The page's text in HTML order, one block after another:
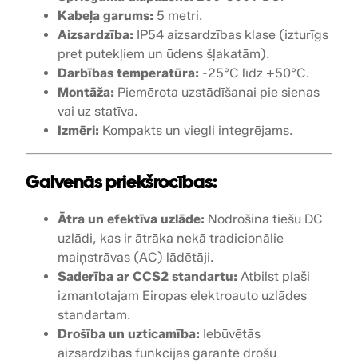
i
Kabeļa garums: 5 metri.
Aizsardzība: IP54 aizsardzības klase (izturīgs
pret putekļiem un ūdens šļakatām).
Darbības temperatūra: -25°C līdz +50°C.
Montāža: Piemērota uzstādīšanai pie sienas
vai uz statīva.
Izmēri: Kompakts un viegli integrējams.
Galvenās priekšrocības:
Ātra un efektīva uzlāde: Nodrošina tiešu DC
uzlādi, kas ir ātrāka nekā tradicionālie
maiņstrāvas (AC) lādētāji.
Saderība ar CCS2 standartu: Atbilst plaši
izmantotajam Eiropas elektroauto uzlādes
standartam.
Drošība un uzticamība: Iebūvētās
aizsardzības funkcijas garantē drošu